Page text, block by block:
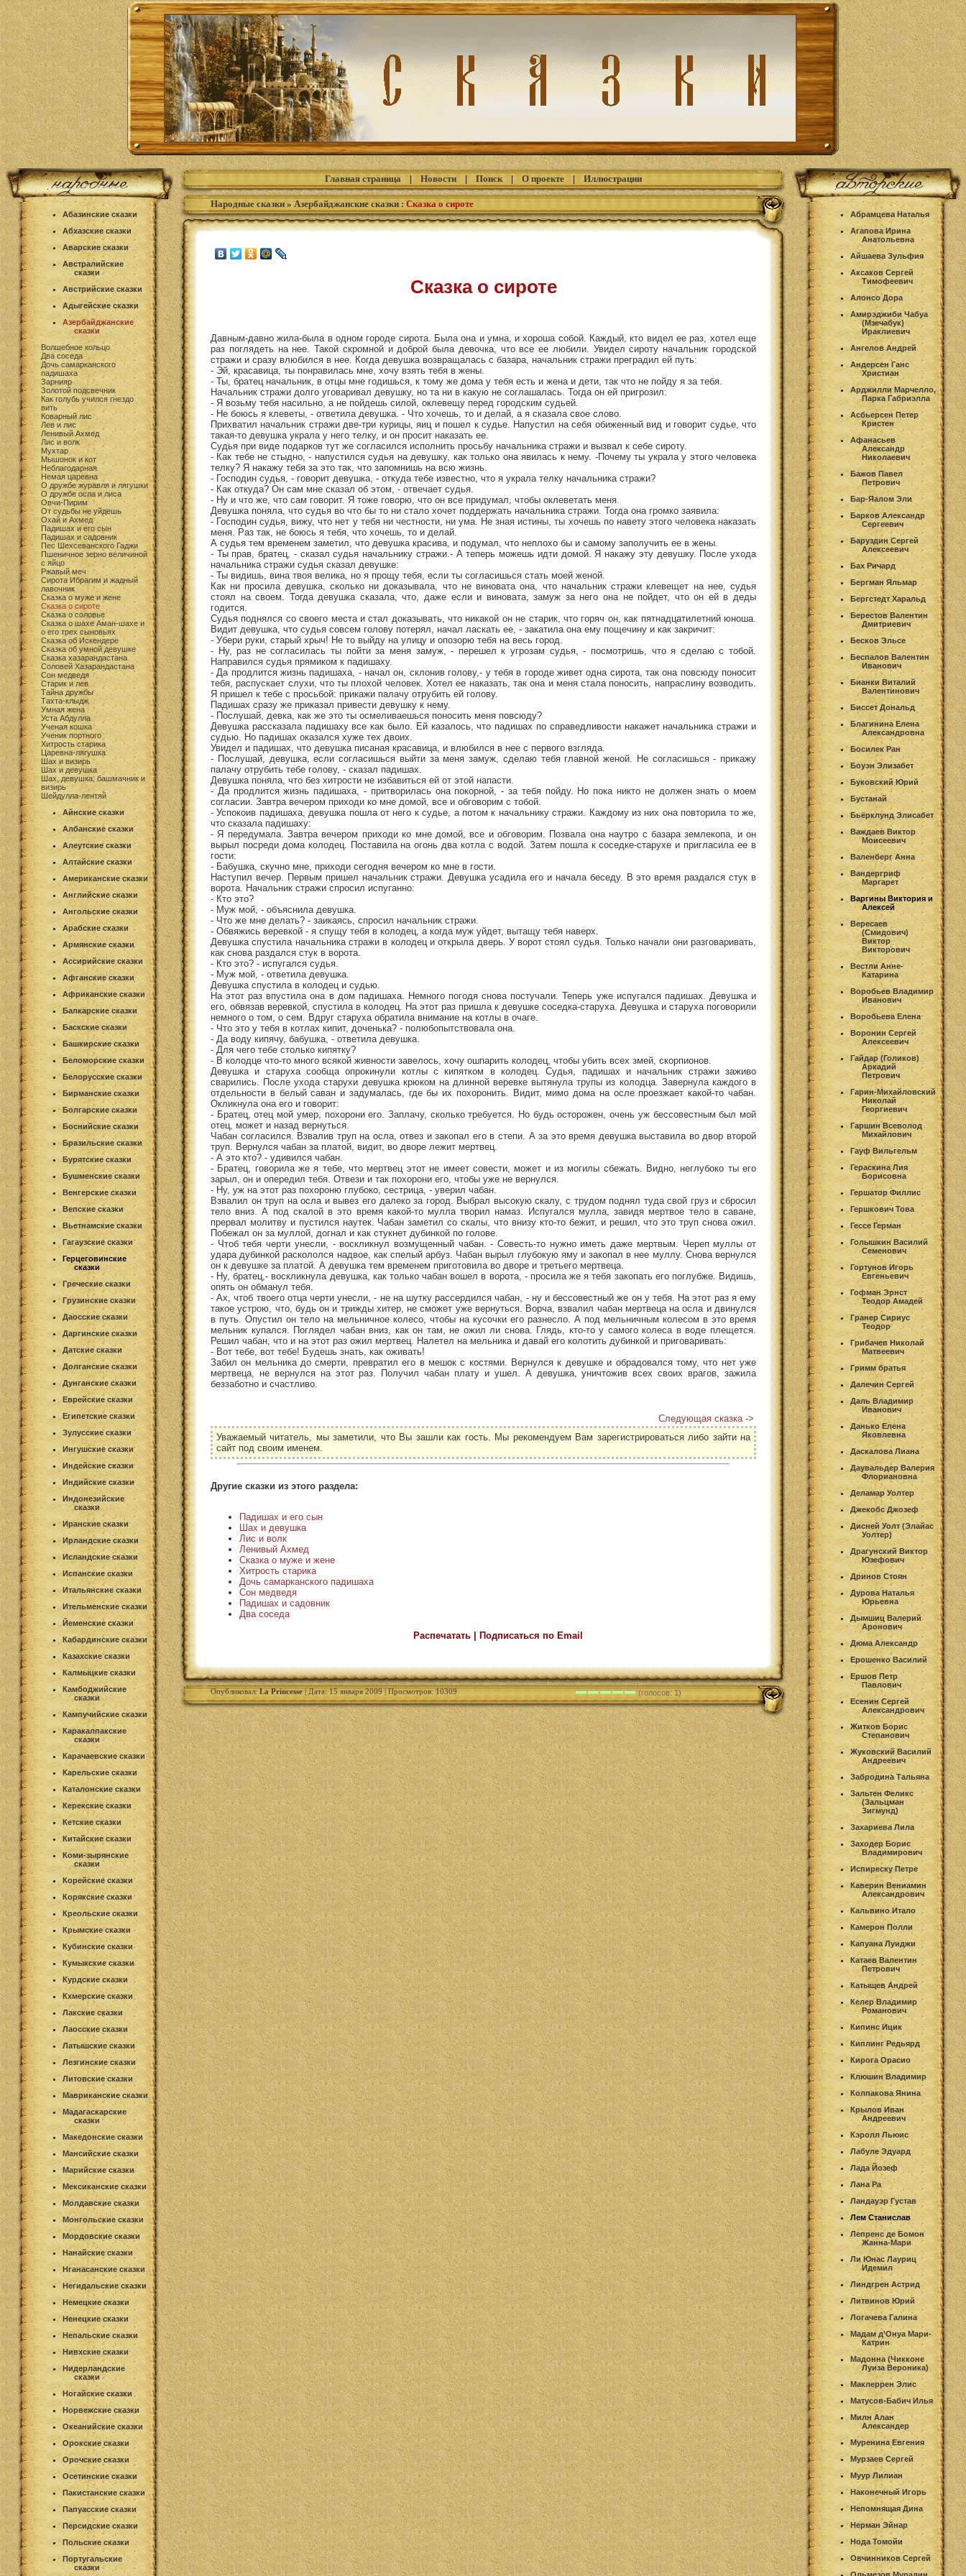
Абазинские сказки
Абхазские сказки
Аварские сказки
Австралийские
сказки
Австрийские сказки
Адыгейские сказки
Азербайджанские
сказки
Волшебное кольцо
Два соседа
Дочь самарканского
падишаха
Зарнияр
Золотой подсвечник
Как голубь учился гнездо
вить
Коварный лис
Лев и лис
Ленивый Ахмед
Лис и волк
Мухтар
Мышонок и кот
Неблагодарная
Немая царевна
О дружбе журавля и лягушки
О дружбе осла и лиса
Овчи-Пирим
От судьбы не уйдешь
Охай и Ахмед
Падишах и его сын
Падишах и садовник
Пес Шехсеванского Гаджи
Пшеничное зерно величиной
с яйцо
Ржавый меч
Сирота Ибрагим и жадный
лавочник
Сказка о муже и жене
Сказка о сироте
Сказка о соловье
Сказка о шахе Аман-шахе и
о его трех сыновьях
Сказка об Искендере
Сказка об умной девушке
Сказка хазарандастана
Соловей Хазарандастана
Сон медведя
Старик и лев
Тайна дружбы
Тахта-клыдж
Умная жена
Уста Абдулла
Ученая кошка
Ученик портного
Хитрость старика
Царевна-лягушка
Шах и визирь
Шах и девушка
Шах, девушка, башмачник и
визирь
Шейдулла-лентяй
Айнские сказки
Албанские сказки
Алеутские сказки
Алтайские сказки
Американские сказки
Английские сказки
Ангольские сказки
Арабские сказки
Армянские сказки
Ассирийские сказки
Афганские сказки
Африканские сказки
Балкарские сказки
Баскские сказки
Башкирские сказки
Беломорские сказки
Белорусские сказки
Бирманские сказки
Болгарские сказки
Боснийские сказки
Бразильские сказки
Бурятские сказки
Бушменские сказки
Венгерские сказки
Вепские сказки
Вьетнамские сказки
Гагаузские сказки
Герцеговинские
сказки
Греческие сказки
Грузинские сказки
Даосские сказки
Даргинские сказки
Датские сказки
Долганские сказки
Дунганские сказки
Еврейские сказки
Египетские сказки
Зулусские сказки
Ингушские сказки
Индейские сказки
Индийские сказки
Индонезийские
сказки
Иранские сказки
Ирландские сказки
Исландские сказки
Испанские сказки
Итальянские сказки
Ительменские сказки
Йеменские сказки
Кабардинские сказки
Казахские сказки
Калмыцкие сказки
Камбоджийские
сказки
Кампучийские сказки
Каракалпакские
сказки
Карачаевские сказки
Карельские сказки
Каталонские сказки
Керекские сказки
Кетские сказки
Китайские сказки
Коми-зырянские
сказки
Корейские сказки
Корякские сказки
Креольские сказки
Крымские сказки
Кубинские сказки
Кумыкские сказки
Курдские сказки
Кхмерские сказки
Лакские сказки
Лаосские сказки
Латышские сказки
Лезгинские сказки
Литовские сказки
Мавриканские сказки
Мадагаскарские
сказки
Македонские сказки
Мансийские сказки
Марийские сказки
Мексиканские сказки
Молдавские сказки
Монгольские сказки
Мордовские сказки
Нанайские сказки
Нганасанские сказки
Негидальские сказки
Немецкие сказки
Ненецкие сказки
Непальские сказки
Нивхские сказки
Нидерландские
сказки
Ногайские сказки
Норвежские сказки
Океанийские сказки
Орокские сказки
Орочские сказки
Осетинские сказки
Пакистанские сказки
Папуасские сказки
Персидские сказки
Польские сказки
Португальские
сказки
Главная страница| Новости| Поиск| О проекте| Иллюстрации
Народные сказки » Азербайджанские сказки : Сказка о сироте
Сказка о сироте
Давным-давно жила-была в одном городе сирота. Была она и умна, и хороша собой. Каждый, кто видел ее раз, хотел еще
раз поглядеть на нее. Такой скромной и доброй была девочка, что все ее любили. Увидел сироту начальник городской
стражи и сразу влюбился в нее. Когда девушка возвращалась с базара, начальник стражи преградил ей путь:
- Эй, красавица, ты понравилась мне, хочу взять тебя в жены.
- Ты, братец начальник, в отцы мне годишься, к тому же дома у тебя есть и жена и дети, так что не пойду я за тебя.
Начальник стражи долго уговаривал девушку, но та ни в какую не соглашалась. Тогда он ей пригрозил:
- Я возьму тебя насильно, а не пойдешь силой, оклевещу перед городским судьей.
- Не боюсь я клеветы, - ответила девушка. - Что хочешь, то и делай, а я сказала свое слово.
Прихватил начальник стражи две-три курицы, яиц и пошел к судье. Напустил на себя обиженный вид и говорит судье, что
такая-то девушка украла у него телку, и он просит наказать ее.
Судья при виде подарков тут же согласился исполнить просьбу начальника стражи и вызвал к себе сироту.
- Как тебе не стыдно, - напустился судья на девушку, как только она явилась к нему. -Почему ты украла у этого человека
телку? Я накажу тебя за это так, что запомнишь на всю жизнь.
- Господин судья, - говорит девушка, - откуда тебе известно, что я украла телку начальника стражи?
- Как откуда? Он сам мне сказал об этом, - отвечает судья.
- Ну и что же, что сам говорит. Я тоже говорю, что он все придумал, чтобы оклеветать меня.
Девушка поняла, что судья во что бы то ни стало хочет поддержать начальника стражи. Тогда она громко заявила:
- Господин судья, вижу, что нет у тебя ни честности, ни ума. Не зная истины, ты хочешь по навету этого человека наказать
меня. Раз так, не боюсь я тебя, что хочешь, то и делай.
А судья тем временем заметил, что девушка красива, и подумал, что неплохо бы и самому заполучить ее в жены.
- Ты прав, братец, - сказал судья начальнику стражи.- А теперь можешь идти домой. Я накажу эту девушку. После ухода
начальника стражи судья сказал девушке:
- Ты видишь, вина твоя велика, но я прощу тебя, если ты согласишься стать моей женой.
Как ни просила девушка, сколько ни доказывала, что не виновата она, что начальник стражи клевещет на нее, судья
стоял на своем. Тогда девушка сказала, что, даже если и виновата, замуж за него она не пойдет, что он ей в деды
годится.
Судья поднялся со своего места и стал доказывать, что никакой он не старик, что горяч он, как пятнадцатилетний юноша.
Видит девушка, что судья совсем голову потерял, начал ласкать ее, - закатила она ему пощечину и как закричит:
- Убери руки, старый хрыч! Не то выйду на улицу и опозорю тебя на весь город.
- Ну, раз не согласилась ты пойти за меня замуж, - перешел к угрозам судья, - посмотришь, что я сделаю с тобой.
Направился судья прямиком к падишаху.
- Да продлится жизнь падишаха, - начал он, склонив голову,- у тебя в городе живет одна сирота, так она повсюду поносит
тебя, распускает слухи, что ты плохой человек. Хотел ее наказать, так она и меня стала поносить, напраслину возводить.
Я пришел к тебе с просьбой: прикажи палачу отрубить ей голову.
Падишах сразу же приказал привести девушку к нему.
- Послушай, девка, как же это ты осмеливаешься поносить меня повсюду?
Девушка рассказала падишаху все как было. Ей казалось, что падишах по справедливости накажет начальника стражи и
судью. Но падишах оказался хуже тех двоих.
Увидел и падишах, что девушка писаная красавица, и влюбился в нее с первого взгляда.
- Послушай, девушка, если согласишься выйти за меня замуж, сделаю тебя главной женой. Не согласишься - прикажу
палачу отрубить тебе голову, - сказал падишах.
Девушка поняла, что без хитрости не избавиться ей от этой напасти.
- Да продлится жизнь падишаха, - притворилась она покорной, - за тебя пойду. Но пока никто не должен знать о моем
согласии. Завтра вечером приходи ко мне домой, все и обговорим с тобой.
- Успокоив падишаха, девушка пошла от него к судье, а потом к начальнику стражи. Каждому из них она повторила то же,
что сказала падишаху:
- Я передумала. Завтра вечером приходи ко мне домой, все и обговорим. Позвала она наутро с базара землекопа, и он
вырыл посреди дома колодец. Поставила на огонь два котла с водой. Затем пошла к соседке-старухе и пригласила ее в
гости:
- Бабушка, скучно мне, приходи сегодня вечером ко мне в гости.
Наступил вечер. Первым пришел начальник стражи. Девушка усадила его и начала беседу. В это время раздался стук в
ворота. Начальник стражи спросил испуганно:
- Кто это?
- Муж мой, - объяснила девушка.
- Что же мне делать? - заикаясь, спросил начальник стражи.
- Обвяжись веревкой - я спущу тебя в колодец, а когда муж уйдет, вытащу тебя наверх.
Девушка спустила начальника стражи в колодец и открыла дверь. У ворот стоял судья. Только начали они разговаривать,
как снова раздался стук в ворота.
- Кто это? - испугался судья.
- Муж мой, - ответила девушка.
Девушка спустила в колодец и судью.
На этот раз впустила она в дом падишаха. Немного погодя снова постучали. Теперь уже испугался падишах. Девушка и
его, обвязав веревкой, спустила в колодец. На этот раз пришла к девушке соседка-старуха. Девушка и старуха поговорили
немного о том, о сем. Вдруг старуха обратила внимание на котлы в очаге.
- Что это у тебя в котлах кипит, доченька? - полюбопытствовала она.
- Да воду кипячу, бабушка, - ответила девушка.
- Для чего тебе столько кипятку?
- В колодце что-то много всякой живности завелось, хочу ошпарить колодец, чтобы убить всех змей, скорпионов.
Девушка и старуха сообща опрокинули котлы с кипятком в колодец. Судья, падишах и начальник стражи заживо
сварились. После ухода старухи девушка крюком на длинной веревке вытянула трупы из колодца. Завернула каждого в
отдельности в белый саван и задумалась, где бы их похоронить. Видит, мимо дома на осле проезжает какой-то чабан.
Окликнула она его и говорит:
- Братец, отец мой умер, похорони его. Заплачу, сколько требуется. Но будь осторожен, очень уж бессовестным был мой
отец, может и назад вернуться.
Чабан согласился. Взвалив труп на осла, отвез и закопал его в степи. А за это время девушка выставила во двор второй
труп. Вернулся чабан за платой, видит, во дворе лежит мертвец.
- А это кто? - удивился чабан.
- Братец, говорила же я тебе, что мертвец этот не имеет совести, может и из могилы сбежать. Видно, неглубоко ты его
зарыл, он и опередил тебя. Отвези и так похорони его, чтобы уже не вернулся.
- Ну, уж на этот раз похороню глубоко, сестрица, - уверил чабан.
Взвалил он труп на осла и вывез его далеко за город. Выбрал высокую скалу, с трудом поднял туда свой груз и сбросил
тело вниз. А под скалой в это время какой-то мулла творил намаз. Испугался мулла, завидя мертвое тело в саване,
прервал молитву и пустился наутек. Чабан заметил со скалы, что внизу кто-то бежит, и решил, что это труп снова ожил.
Побежал он за муллой, догнал и как стукнет дубинкой по голове.
- Чтоб тебя черти унесли, - воскликнул возмущенный чабан. - Совесть-то нужно иметь даже мертвым. Череп муллы от
удара дубинкой раскололся надвое, как спелый арбуз. Чабан вырыл глубокую яму и закопал в нее муллу. Снова вернулся
он к девушке за платой. А девушка тем временем приготовила во дворе и третьего мертвеца.
- Ну, братец,- воскликнула девушка, как только чабан вошел в ворота, - просила же я тебя закопать его поглубже. Видишь,
опять он обманул тебя.
- Ах, чтоб твоего отца черти унесли, - не на шутку рассердился чабан, - ну и бессовестный же он у тебя. На этот раз я ему
такое устрою, что, будь он и трижды хитер, не сможет уже вернуться. Ворча, взвалил чабан мертвеца на осла и двинулся
в путь. Опустил он тело на мельничное колесо, чтобы на кусочки его разнесло. А под мельничным колесом в это время
мельник купался. Поглядел чабан вниз, как он там, не ожил ли снова. Глядь, кто-то у самого колеса в воде плещется.
Решил чабан, что и на этот раз ожил мертвец. Налетел на мельника и давай его колотить дубинкой и приговаривать:
- Вот тебе, вот тебе! Будешь знать, как оживать!
Забил он мельника до смерти, превратил его в мешок с костями. Вернулся к девушке и обрадовался тому, что нет уже
мертвеца, не вернулся на этот раз. Получил чабан плату и ушел. А девушка, уничтожив всех своих врагов, зажила
беззаботно и счастливо.
Следующая сказка ->
Уважаемый читатель, мы заметили, что Вы зашли как гость. Мы рекомендуем Вам зарегистрироваться либо зайти на
сайт под своим именем.
Другие сказки из этого раздела:
Падишах и его сын
Шах и девушка
Лис и волк
Ленивый Ахмед
Сказка о муже и жене
Хитрость старика
Дочь самарканского падишаха
Сон медведя
Падишах и садовник
Два соседа
Распечатать | Подписаться по Email
Опубликовал:La Princesse| Дата: 15 января 2009 | Просмотров: 10309 (голосов: 1)
Абрамцева Наталья
Агапова Ирина
Анатольевна
Айшаева Зульфия
Аксаков Сергей
Тимофеевич
Алонсо Дора
Амирэджиби Чабуа
(Мзечабук)
Ираклиевич
Ангелов Андрей
Андерсен Ганс
Христиан
Арджилли Марчелло,
Парка Габриэлла
Асбьерсен Петер
Кристен
Афанасьев
Александр
Николаевич
Бажов Павел
Петрович
Бар-Яалом Эли
Барков Александр
Сергеевич
Баруздин Сергей
Алексеевич
Бах Ричард
Бергман Яльмар
Бергстедт Харальд
Берестов Валентин
Дмитриевич
Бесков Эльсе
Беспалов Валентин
Иванович
Бианки Виталий
Валентинович
Биссет Дональд
Благинина Елена
Александровна
Босилек Ран
Боуэн Элизабет
Буковский Юрий
Бустанай
Бьёрклунд Элисабет
Важдаев Виктор
Моисеевич
Валенберг Анна
Вандергриф
Маргарет
Варгины Виктория и
Алексей
Вересаев
(Смидович)
Виктор
Викторович
Вестли Анне-
Катарина
Воробьев Владимир
Иванович
Воробьева Елена
Воронин Сергей
Алексеевич
Гайдар (Голиков)
Аркадий
Петрович
Гарин-Михайловский
Николай
Георгиевич
Гаршин Всеволод
Михайлович
Гауф Вильгельм
Гераскина Лия
Борисовна
Гершатор Филлис
Гершкович Това
Гессе Герман
Голышкин Василий
Семенович
Гортунов Игорь
Евгеньевич
Гофман Эрнст
Теодор Амадей
Гранер Сириус
Теодор
Грибачев Николай
Матвеевич
Гримм братья
Далечин Сергей
Даль Владимир
Иванович
Данько Елена
Яковлевна
Даскалова Лиана
Даувальдер Валерия
Флориановна
Деламар Уолтер
Джекобс Джозеф
Дисней Уолт (Элайас
Уолтер)
Драгунский Виктор
Юзефович
Дринов Стоян
Дурова Наталья
Юрьевна
Дымшиц Валерий
Аронович
Дюма Александр
Ерошенко Василий
Ершов Петр
Павлович
Есенин Сергей
Александрович
Житков Борис
Степанович
Жуковский Василий
Андреевич
Забродина Тальяна
Зальтен Феликс
(Зальцман
Зигмунд)
Захариева Лила
Заходер Борис
Владимирович
Испиреску Петре
Каверин Вениамин
Александрович
Кальвино Итало
Камерон Полли
Капуана Луиджи
Катаев Валентин
Петрович
Катыщев Андрей
Келер Владимир
Романович
Кипинс Ицик
Киплинг Редьярд
Кирога Орасио
Клюшин Владимир
Колпакова Янина
Крылов Иван
Андреевич
Кэролл Льюис
Лабуле Эдуард
Лада Йозеф
Лана Ра
Ландауэр Густав
Лем Станислав
Лепренс де Бомон
Жанна-Мари
Ли Юнас Лауриц
Идемил
Линдгрен Астрид
Литвинов Юрий
Логачева Галина
Мадам д'Онуа Мари-
Катрин
Мадонна (Чикконе
Луиза Вероника)
Маклеррен Элис
Матусов-Бабич Илья
Милн Алан
Александер
Муренина Евгения
Мурзаев Сергей
Муур Лилиан
Наконечный Игорь
Непомнящая Дина
Нерман Эйнар
Нода Томойи
Овчинников Сергей